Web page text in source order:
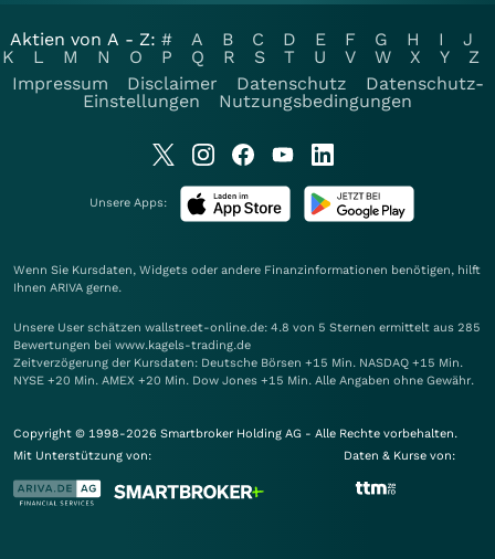
Aktien von A - Z: # A B C D E F G H I
J
K
L M N O P Q R S T U V W X Y
Z
Impressum
Disclaimer Datenschutz
Datenschutz-
Einstellungen
Nutzungsbedingungen
Unsere Apps:
Wenn Sie Kursdaten, Widgets oder andere Finanzinformationen benötigen, hilft
Ihnen ARIVA gerne.
Unsere User schätzen wallstreet-online.de: 4.8 von 5 Sternen ermittelt aus 285
Bewertungen bei www.kagels-trading.de
Zeitverzögerung der Kursdaten: Deutsche Börsen +15 Min. NASDAQ +15 Min.
NYSE +20 Min. AMEX +20 Min. Dow Jones +15 Min. Alle Angaben ohne Gewähr.
Copyright © 1998-2026 Smartbroker Holding AG - Alle Rechte vorbehalten.
Mit Unterstützung von:
Daten & Kurse von: